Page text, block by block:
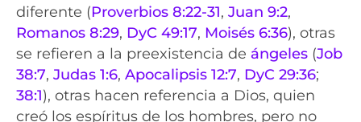
diferente (Proverbios 8:22-31, Juan 9:2,
Romanos 8:29, DyC 49:17, Moisés 6:36), otras
se refieren a la preexistencia de ángeles (Job
38:7, Judas 1:6, Apocalipsis 12:7, DyC 29:36;
38:1), otras hacen referencia a Dios, quien
creó los espíritus de los hombres, pero no